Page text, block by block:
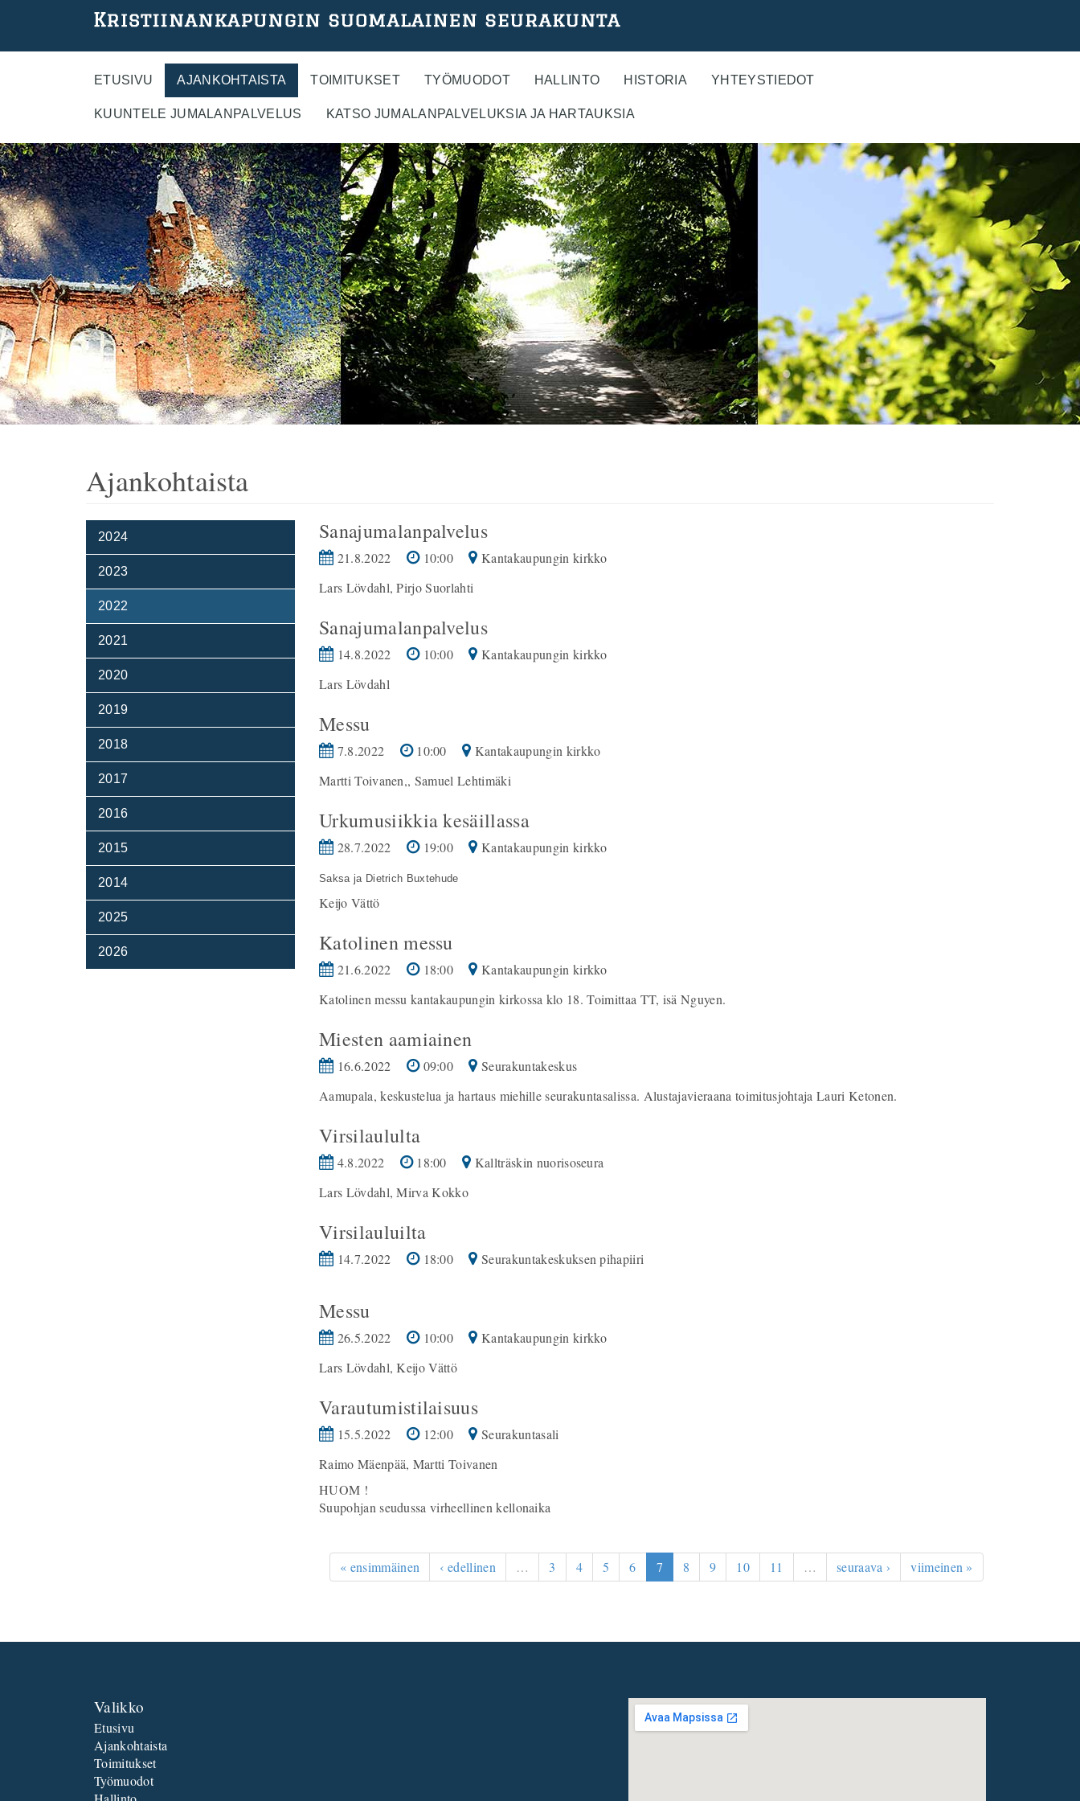
ETUSIVU AJANKOHTAISTA TOIMITUKSET TYÖMUODOT HALLINTO HISTORIA YHTEYSTIEDOT
KUUNTELE JUMALANPALVELUS KATSO JUMALANPALVELUKSIA JA HARTAUKSIA
Ajankohtaista
2024
2023
2022
2021
2020
2019
2018
2017
2016
2015
2014
2025
2026
Sanajumalanpalvelus
21.8.2022 10:00
Kantakaupungin kirkko
Lars Lövdahl, Pirjo Suorlahti
Sanajumalanpalvelus
14.8.2022 10:00
Kantakaupungin kirkko
Lars Lövdahl
Messu
7.8.2022 10:00
Kantakaupungin kirkko
Martti Toivanen,, Samuel Lehtimäki
Urkumusiikkia kesäillassa
28.7.2022 19:00 Kantakaupungin kirkko
Saksa ja Dietrich Buxtehude
Keijo Vättö
Katolinen messu
21.6.2022 18:00
Kantakaupungin kirkko
Katolinen messu kantakaupungin kirkossa klo 18. Toimittaa TT, isä Nguyen.
Miesten aamiainen
16.6.2022 09:00
Seurakuntakeskus
Aamupala, keskustelua ja hartaus miehille seurakuntasalissa. Alustajavieraana toimitusjohtaja Lauri Ketonen.
Virsilaululta
4.8.2022 18:00
Kallträskin nuorisoseura
Lars Lövdahl, Mirva Kokko
Virsilauluilta
14.7.2022 18:00 Seurakuntakeskuksen pihapiiri
Messu
26.5.2022 10:00
Kantakaupungin kirkko
Lars Lövdahl, Keijo Vättö
Varautumistilaisuus
15.5.2022 12:00
Seurakuntasali
Raimo Mäenpää, Martti Toivanen
HUOM !
Suupohjan seudussa virheellinen kellonaika
« ensimmäinen ‹ edellinen … 3 4 5 6 7 8 9 10 11 … seuraava › viimeinen »
Valikko
Etusivu
Ajankohtaista
Toimitukset
Työmuodot